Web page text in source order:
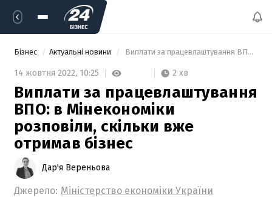
Бізнес Актуальні новини Виплати за працевлаштування ВПО: в Мінекономіки розповіли, скільки вже отримав бізнес
14 жовтня 2022, 10:25 2 хв
Виплати за працевлаштування
ВПО: в Мінекономіки
розповіли, скільки вже
отримав бізнес
Дар'я Вереньова
Джерело: Міністерство економіки України